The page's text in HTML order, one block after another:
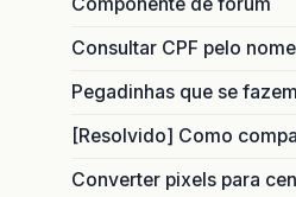
Consultar CPF pelo
Pegadinhas que se
[Resolvido] Como
Converter pixels para